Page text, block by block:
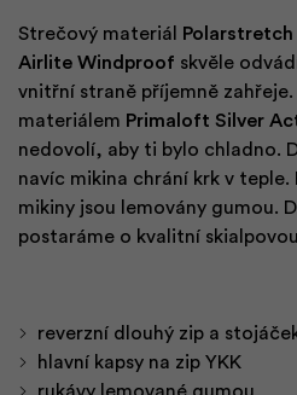
Strečový materiál
Airlite Windproof skvěle
vnitřní straně příjemně
materiálem Primaloft Silver
nedovolí, aby ti bylo chladno.
navíc mikina chrání krk v teple.
mikiny jsou lemovány gumou.
postaráme o kvalitní
reverzní dlouhý zip a
hlavní kapsy na zip YKK